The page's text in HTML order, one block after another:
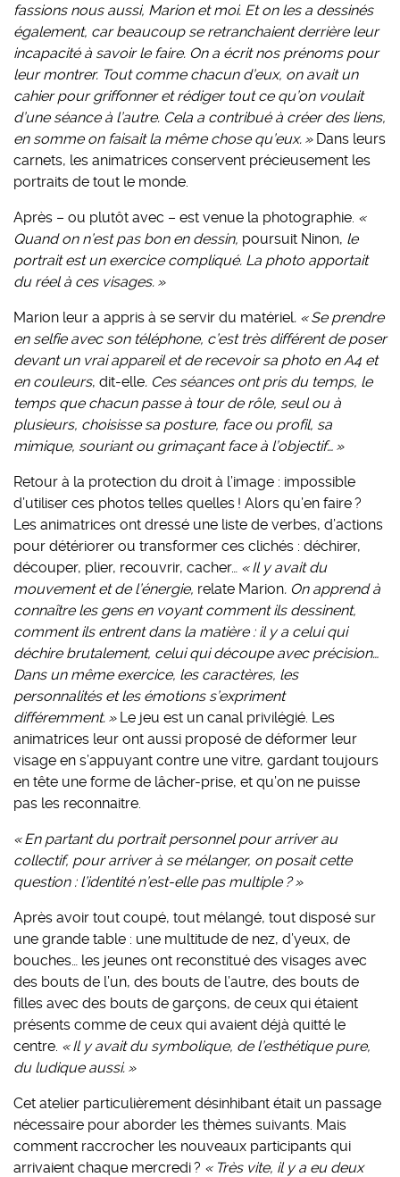
fassions nous aussi, Marion et moi. Et on les a dessinés
également, car beaucoup se retranchaient derrière leur
incapacité à savoir le faire. On a écrit nos prénoms pour
leur montrer. Tout comme chacun d’eux, on avait un
cahier pour griffonner et rédiger tout ce qu’on voulait
d’une séance à l’autre. Cela a contribué à créer des liens,
en somme on faisait la même chose qu’eux. »Dans leurs
carnets, les animatrices conservent précieusement les
portraits de tout le monde.
Après – ou plutôt avec – est venue la photographie. «
Quand on n’est pas bon en dessin, poursuit Ninon, le
portrait est un exercice compliqué. La photo apportait
du réel à ces visages. »
Marion leur a appris à se servir du matériel. « Se prendre
en selfie avec son téléphone, c’est très différent de poser
devant un vrai appareil et de recevoir sa photo en A4 et
en couleurs, dit-elle. Ces séances ont pris du temps, le
temps que chacun passe à tour de rôle, seul ou à
plusieurs, choisisse sa posture, face ou profil, sa
mimique, souriant ou grimaçant face à l’objectif… »
Retour à la protection du droit à l’image : impossible
d’utiliser ces photos telles quelles ! Alors qu’en faire ?
Les animatrices ont dressé une liste de verbes, d’actions
pour détériorer ou transformer ces clichés : déchirer,
découper, plier, recouvrir, cacher… « Il y avait du
mouvement et de l’énergie, relate Marion. On apprend à
connaître les gens en voyant comment ils dessinent,
comment ils entrent dans la matière : il y a celui qui
déchire brutalement, celui qui découpe avec précision…
Dans un même exercice, les caractères, les
personnalités et les émotions s’expriment
différemment. » Le jeu est un canal privilégié. Les
animatrices leur ont aussi proposé de déformer leur
visage en s’appuyant contre une vitre, gardant toujours
en tête une forme de lâcher-prise, et qu’on ne puisse
pas les reconnaitre.
« En partant du portrait personnel pour arriver au
collectif, pour arriver à se mélanger, on posait cette
question : l’identité n’est-elle pas multiple ? »
Après avoir tout coupé, tout mélangé, tout disposé sur
une grande table : une multitude de nez, d’yeux, de
bouches… les jeunes ont reconstitué des visages avec
des bouts de l’un, des bouts de l’autre, des bouts de
filles avec des bouts de garçons, de ceux qui étaient
présents comme de ceux qui avaient déjà quitté le
centre. « Il y avait du symbolique, de l’esthétique pure,
du ludique aussi. »
Cet atelier particulièrement désinhibant était un passage
nécessaire pour aborder les thèmes suivants. Mais
comment raccrocher les nouveaux participants qui
arrivaient chaque mercredi ? « Très vite, il y a eu deux